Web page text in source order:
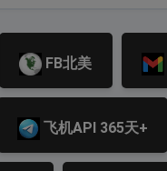
FB北美
飞机API 365天+